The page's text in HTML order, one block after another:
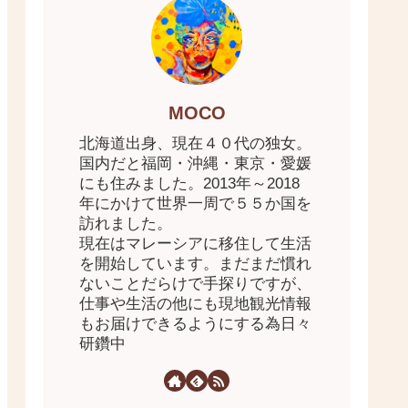
MOCO
北海道出身、現在４０代の独女。
国内だと福岡・沖縄・東京・愛媛
にも住みました。2013年～2018
年にかけて世界一周で５５か国を
訪れました。
現在はマレーシアに移住して生活
を開始しています。まだまだ慣れ
ないことだらけで手探りですが、
仕事や生活の他にも現地観光情報
もお届けできるようにする為日々
研鑽中